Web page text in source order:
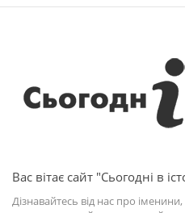
Вас вітає сайт "Сьогодні в
Дізнавайтесь від нас про